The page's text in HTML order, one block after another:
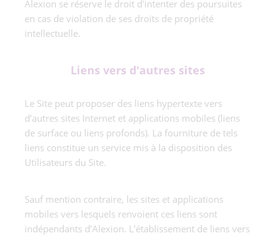
Alexion se réserve le droit d'intenter des poursuites
en cas de violation de ses droits de propriété
intellectuelle.
Liens vers d'autres sites
Le Site peut proposer des liens hypertexte vers
d’autres sites Internet et applications mobiles (liens
de surface ou liens profonds). La fourniture de tels
liens constitue un service mis à la disposition des
Utilisateurs du Site.
Sauf mention contraire, les sites et applications
mobiles vers lesquels renvoient ces liens sont
indépendants d’Alexion. L’établissement de liens vers